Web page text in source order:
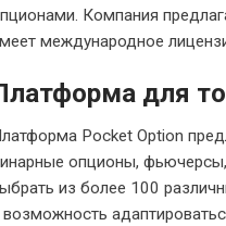
Компания
международное
для
Pocket Option
опционы,
из более 100
возможность